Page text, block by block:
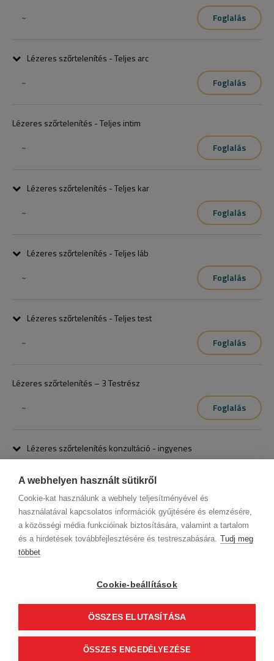
A webhelyen használt sütikről
Cookie-kat használunk a webhely teljesítményével és
használatával kapcsolatos információk gyűjtésére és elemzésére,
a közösségi média funkcióinak biztosítására, valamint a tartalom
és a hirdetések továbbfejlesztésére és testreszabására. Tudj meg
többet
Cookie-beállítások
ÖSSZES ELUTASÍTÁSA
ÖSSZES ENGEDÉLYEZÉSE
~
Foglalás
Lézeres szőrtelenítés - Teljes arc
~
Foglalás
(Pajesz, bajusz, áll)
Lézeres szőrtelenítés - Teljes intim
~
Foglalás
Lézeres szőrtelenítés - Teljes kar
~
Foglalás
Lézeres szőrtelenítés - Teljes láb
~
Foglalás
Lézeres szőrtelenítés - Teljes test
~
Foglalás
Női (hónalj, teljes kar, intim, teljes láb),Férfi (váll, nyak, mellkas, hát)
Lézeres szőrtelenítés – 3 Testrész
~
Foglalás
Lézeres szőrtelenítés konzultáció - ingyenes
Első alkalom előtt ajánlott, hogy megbeszéljük a kezelés menetét és
próbalövést végezzünk.
Kövess minket!